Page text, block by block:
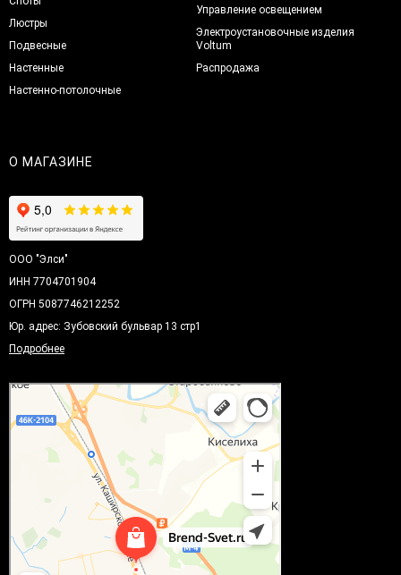
Люстры
Подвесные
Настенные
Настенно-потолочные
Управление освещением
Электроустановочные изделия
Voltum
Распродажа
О МАГАЗИНЕ
ООО "Элси"
ИНН 7704701904
ОГРН 5087746212252
Юр. адрес: Зубовский бульвар 13 стр1
Подробнее